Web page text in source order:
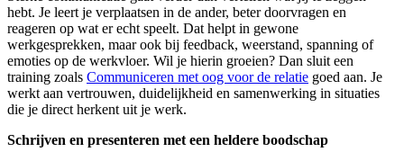
hebt. Je leert je verplaatsen in de ander, beter doorvragen en
reageren op wat er echt speelt. Dat helpt in gewone
werkgesprekken, maar ook bij feedback, weerstand, spanning of
emoties op de werkvloer. Wil je hierin groeien? Dan sluit een
training zoals Communiceren met oog voor de relatie goed aan. Je
werkt aan vertrouwen, duidelijkheid en samenwerking in situaties
die je direct herkent uit je werk.
Schrijven en presenteren met een heldere boodschap